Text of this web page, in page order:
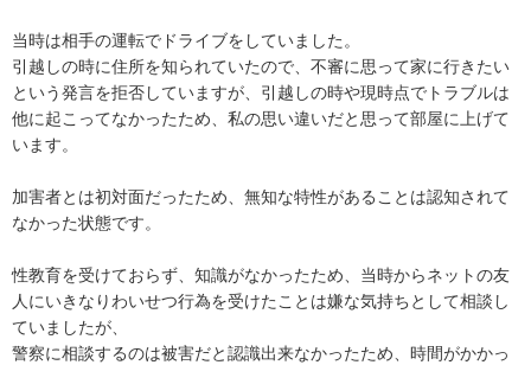
当時は相手の運転でドライブをしていました。
引越しの時に住所を知られていたので、不審に思って家に行きたい
という発言を拒否していますが、引越しの時や現時点でトラブルは
他に起こってなかったため、私の思い違いだと思って部屋に上げて
います。
加害者とは初対面だったため、無知な特性があることは認知されて
なかった状態です。
性教育を受けておらず、知識がなかったため、当時からネットの友
人にいきなりわいせつ行為を受けたことは嫌な気持ちとして相談し
ていましたが、
警察に相談するのは被害だと認識出来なかったため、時間がかかっ